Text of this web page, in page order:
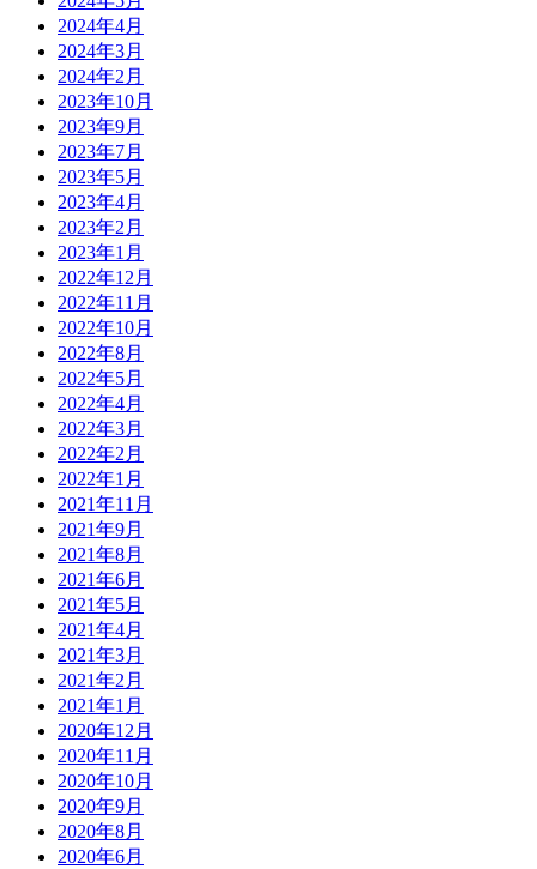
2024年4月
2024年3月
2024年2月
2023年10月
2023年9月
2023年7月
2023年5月
2023年4月
2023年2月
2023年1月
2022年12月
2022年11月
2022年10月
2022年8月
2022年5月
2022年4月
2022年3月
2022年2月
2022年1月
2021年11月
2021年9月
2021年8月
2021年6月
2021年5月
2021年4月
2021年3月
2021年2月
2021年1月
2020年12月
2020年11月
2020年10月
2020年9月
2020年8月
2020年6月